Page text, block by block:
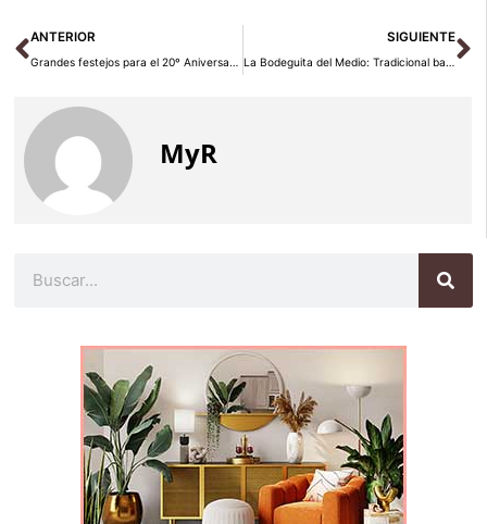
Ant
ANTERIOR
Grandes festejos para el 20º Aniversario del Centro Belga del Cómic
SIGUIENTE
La Bodeguita del Medio: Tradicional bar en La Habana
MyR